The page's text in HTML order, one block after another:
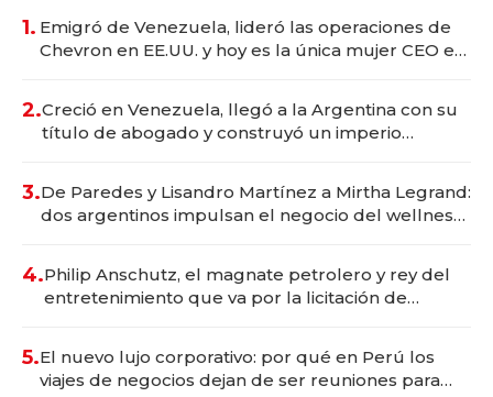
1. Emigró de Venezuela, lideró las operaciones de
Chevron en EE.UU. y hoy es la única mujer CEO en
2.Creció en Venezuela, llegó a la Argentina con su
título de abogado y construyó un imperio
3.De Paredes y Lisandro Martínez a Mirtha Legrand:
dos argentinos impulsan el negocio del wellness
4.Philip Anschutz, el magnate petrolero y rey del
entretenimiento que va por la licitación de
5.El nuevo lujo corporativo: por qué en Perú los
viajes de negocios dejan de ser reuniones para